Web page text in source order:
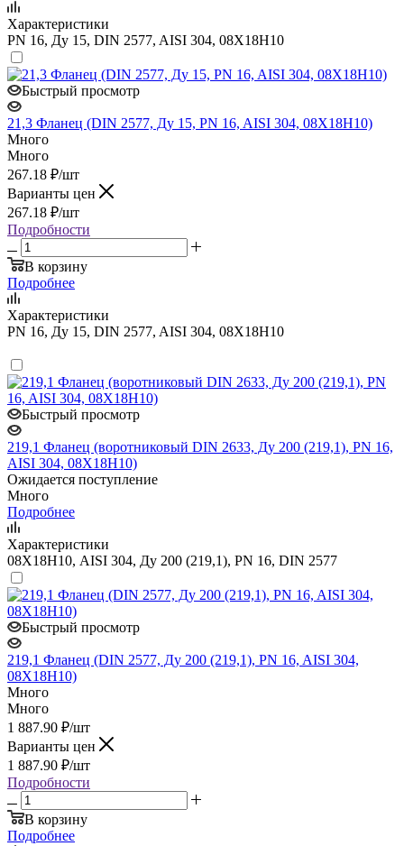
Характеристики
PN 16, Ду 15, DIN 2577, AISI 304, 08Х18Н10
Быстрый просмотр
21,3 Фланец (DIN 2577, Ду 15, PN 16, AISI 304, 08Х18Н10)
Много
Много
267.18 ₽/шт
Варианты цен
267.18 ₽/шт
Подробности
В корзину
Подробнее
Характеристики
PN 16, Ду 15, DIN 2577, AISI 304, 08Х18Н10
Быстрый просмотр
219,1 Фланец (воротниковый DIN 2633, Ду 200 (219,1), PN 16,
AISI 304, 08Х18Н10)
Ожидается поступление
Много
Подробнее
Характеристики
08Х18Н10, AISI 304, Ду 200 (219,1), PN 16, DIN 2577
Быстрый просмотр
219,1 Фланец (DIN 2577, Ду 200 (219,1), PN 16, AISI 304,
08Х18Н10)
Много
Много
1 887.90 ₽/шт
Варианты цен
1 887.90 ₽/шт
Подробности
В корзину
Подробнее